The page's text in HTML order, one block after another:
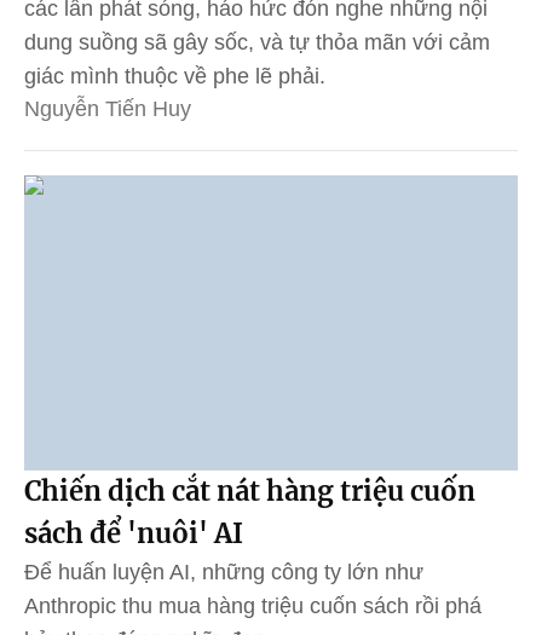
các lần phát sóng, háo hức đón nghe những nội
dung suồng sã gây sốc, và tự thỏa mãn với cảm
giác mình thuộc về phe lẽ phải.
Nguyễn Tiến Huy
Chiến dịch cắt nát hàng triệu cuốn
sách để 'nuôi' AI
Để huấn luyện AI, những công ty lớn như
Anthropic thu mua hàng triệu cuốn sách rồi phá